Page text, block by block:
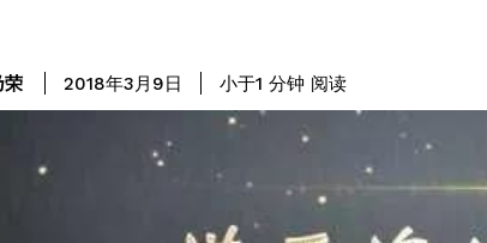
荣 2018年3月9日 小于1 分钟 阅读